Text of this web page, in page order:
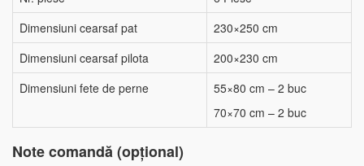
Dimensiuni cearsaf pat
230×250 cm
Dimensiuni cearsaf pilota
200×230 cm
Dimensiuni fete de perne
55×80 cm – 2 buc
70×70 cm – 2 buc
Note comandă (opțional)